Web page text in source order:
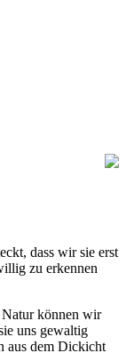
dass wir sie erst
zu erkennen
Natur können wir
uns gewaltig
aus dem Dickicht